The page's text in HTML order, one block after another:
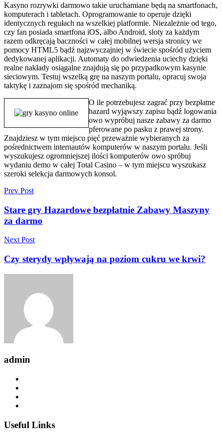
Kasyno rozrywki darmowo takie uruchamiane będą na smartfonach,
komputerach i tabletach. Oprogramowanie to operuje dzięki
identycznych regułach na wszelkiej platformie. Niezależnie od tego,
czy fan posiada smartfona iOS, albo Android, sloty za każdym
razem odkręcają baczności w całej mobilnej wersja stronicy we
pomocy HTML5 bądź najzwyczajniej w świecie spośród użyciem
dedykowanej aplikacji. Automaty do odwiedzenia uciechy dzięki
realne nakłady osiągalne znajdują się po przypadkowym kasynie
sieciowym. Testuj wszelką grę na naszym portalu, opracuj swoja
taktykę i zaznajom się spośród mechaniką.
O ile potrzebujesz zagrać przy bezpłatne
hazard wyjąwszy zapisu bądź logowania
owo wypróbuj nasze zabawy za darmo
pferowane po pasku z prawej strony.
Znajdziesz w tym miejscu pięć przeważnie wybieranych za
pośrednictwem internautów komputerów w naszym portalu. Jeśli
wyszukujesz ogromniejszej ilości komputerów owo spróbuj
wydaniu demo w całej Total Casino – w tym miejscu wyszukasz
szeroki selekcja darmowych konsol.
Prev Post
Stare gry Hazardowe bezpłatnie Zabawy Maszyny
za darmo
Next Post
Czy sterydy wpływają na poziom cukru we krwi?
admin
Useful Links